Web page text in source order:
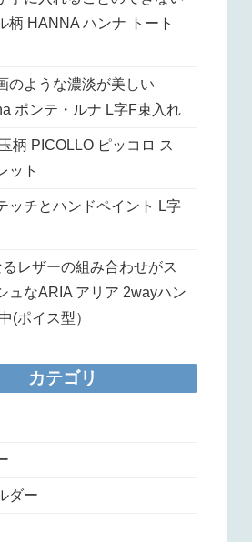
柄 HANNA ハンナ トート
のような濃淡が美しい
ポンテ・ルナ L字F束入れ
柄 PICOLLO ピッコロ ス
ット
ッチとハンドペイント L字
レザーの組み合わせがス
ュなARIA アリア 2wayハン
(ポイス型）
カテゴリ
ダー